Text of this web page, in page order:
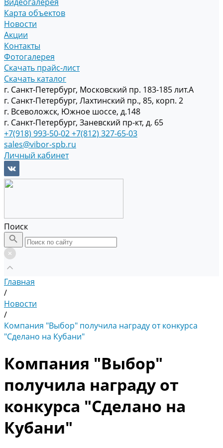
Карта объектов
Новости
Акции
Контакты
Фотогалерея
Скачать прайс-лист
Скачать каталог
г. Санкт-Петербург, Московский пр. 183-185 лит.А
г. Санкт-Петербург, Лахтинский пр., 85, корп. 2
г. Всеволожск, Южное шоссе, д.148
г. Санкт-Петербург, Заневский пр-кт, д. 65
+7(918) 993-50-02+7(812) 327-65-03
sales@vibor-spb.ru
Личный кабинет
Поиск
Главная
/
Новости
/
Компания "Выбор" получила награду от конкурса
"Сделано на Кубани"
Компания "Выбор"
получила награду от
конкурса "Сделано на
Кубани"